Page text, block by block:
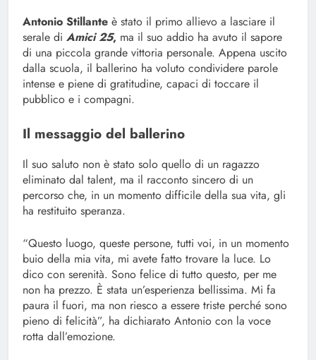
Antonio Stillante è stato il primo allievo a lasciare il
serale di Amici 25, ma il suo addio ha avuto il sapore
di una piccola grande vittoria personale. Appena uscito
dalla scuola, il ballerino ha voluto condividere parole
intense e piene di gratitudine, capaci di toccare il
pubblico e i compagni.
Il messaggio del ballerino
Il suo saluto non è stato solo quello di un ragazzo
eliminato dal talent, ma il racconto sincero di un
percorso che, in un momento difficile della sua vita, gli
ha restituito speranza.
“Questo luogo, queste persone, tutti voi, in un momento
buio della mia vita, mi avete fatto trovare la luce. Lo
dico con serenità. Sono felice di tutto questo, per me
non ha prezzo. È stata un’esperienza bellissima. Mi fa
paura il fuori, ma non riesco a essere triste perché sono
pieno di felicità”, ha dichiarato Antonio con la voce
rotta dall’emozione.